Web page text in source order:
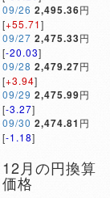
09/26 2,495.36円
[+55.71]
09/27 2,475.33円
[-20.03]
09/28 2,479.27円
[+3.94]
09/29 2,475.99円
[-3.27]
09/30 2,474.81 円
[-1.18]
12月の円換算
価格